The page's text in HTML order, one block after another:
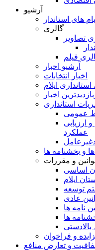
آرشیو
های استاندار
گالری
تصاویر
فیلم
آرشیو اخبار
اخبار انتخابات
ایلام
اخبار
استانداری
عمومی
ارزيابی
عملکرد
و بخشنامه ها
و مقررات
اساسی
ایلام
توسعه
عادی
نامه ها
ها
بالادستی
و فراخوان
و تعارض منافع